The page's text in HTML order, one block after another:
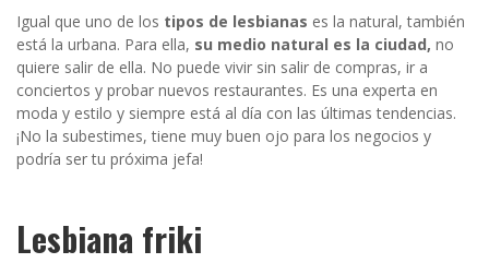
Igual que uno de los tipos de lesbianas es la natural, también
está la urbana. Para ella, su medio natural es la ciudad, no
quiere salir de ella. No puede vivir sin salir de compras, ir a
conciertos y probar nuevos restaurantes. Es una experta en
moda y estilo y siempre está al día con las últimas tendencias.
¡No la subestimes, tiene muy buen ojo para los negocios y
podría ser tu próxima jefa!
Lesbiana friki